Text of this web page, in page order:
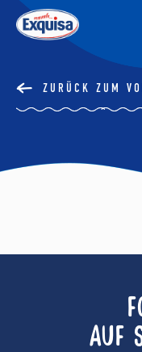
ZURÜCK ZUM
AUF